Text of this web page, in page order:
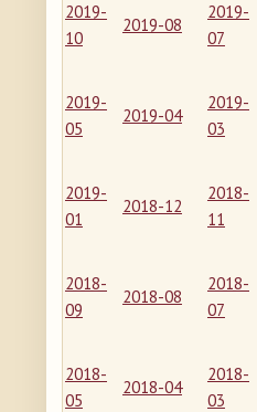
2019-
10
2019-08
2019-
07
2019-
05
2019-04
2019-
03
2019-
01
2018-12
2018-
11
2018-
09
2018-08
2018-
07
2018-
05
2018-04
2018-
03